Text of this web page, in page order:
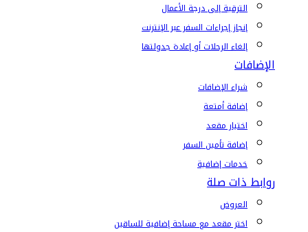
الترقية إلى درجة الأعمال
إنجاز إجراءات السفر عبر الإنترنت
إلغاء الرحلات أو إعادة جدولتها
الإضافات
شراء الإضافات
إضافة أمتعة
اختيار مقعد
إضافة تأمين السفر
خدمات إضافية
روابط ذات صلة
العروض
اختر مقعد مع مساحة إضافية للساقين